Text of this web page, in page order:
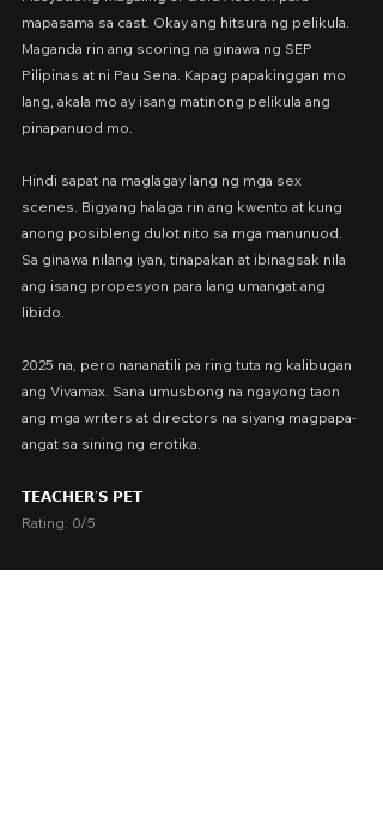
mapasama sa cast. Okay ang hitsura ng pelikula.
Maganda rin ang scoring na ginawa ng SEP
Pilipinas at ni Pau Sena. Kapag papakinggan mo
lang, akala mo ay isang matinong pelikula ang
pinapanuod mo.
Hindi sapat na maglagay lang ng mga sex
scenes. Bigyang halaga rin ang kwento at kung
anong posibleng dulot nito sa mga manunuod.
Sa ginawa nilang iyan, tinapakan at ibinagsak nila
ang isang propesyon para lang umangat ang
libido.
2025 na, pero nananatili pa ring tuta ng kalibugan
ang Vivamax. Sana umusbong na ngayong taon
ang mga writers at directors na siyang magpapa-
angat sa sining ng erotika.
𝗧𝗘𝗔𝗖𝗛𝗘𝗥’𝗦 𝗣𝗘𝗧
Rating: 0/5
Cast: Gold Aceron, Micaella Raz, Apple Dy